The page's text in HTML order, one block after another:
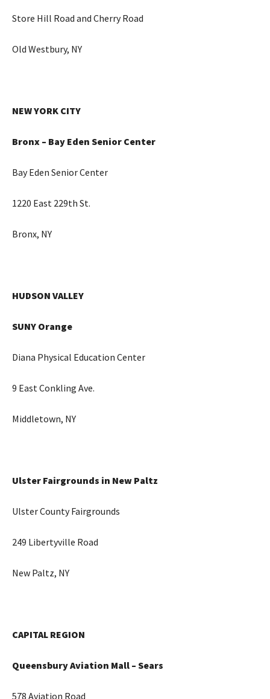
Store Hill Road and Cherry Road
Old Westbury, NY
NEW YORK CITY
Bronx – Bay Eden Senior Center
Bay Eden Senior Center
1220 East 229th St.
Bronx, NY
HUDSON VALLEY
SUNY Orange
Diana Physical Education Center
9 East Conkling Ave.
Middletown, NY
Ulster Fairgrounds in New Paltz
Ulster County Fairgrounds
249 Libertyville Road
New Paltz, NY
CAPITAL REGION
Queensbury Aviation Mall – Sears
578 Aviation Road